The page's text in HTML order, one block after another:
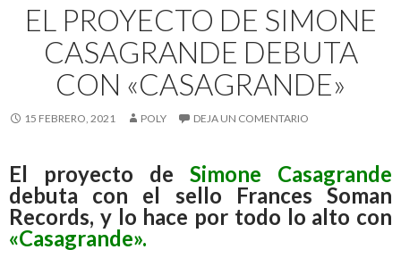
EL PROYECTO DE SIMONE
CASAGRANDE DEBUTA
CON «CASAGRANDE»
15 FEBRERO, 2021 POLY DEJA UN COMENTARIO
El proyecto de Simone Casagrande
debuta con el sello Frances Soman
Records, y lo hace por todo lo alto con
«Casagrande».